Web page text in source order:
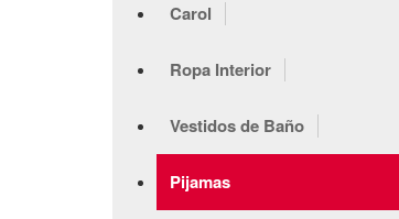
Carol
Ropa Interior
Vestidos de Baño
Pijamas